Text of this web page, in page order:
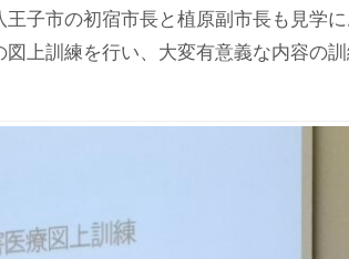
子市の初宿市長と植原副市長も見学
上訓練を行い、大変有意義な内容の